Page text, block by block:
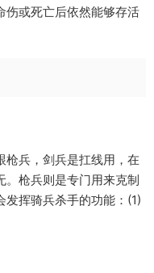
伤或死亡后依然能够存活
枪兵，剑兵是扛线用，在
。枪兵则是专门用来克制
挥骑兵杀手的功能：(1)